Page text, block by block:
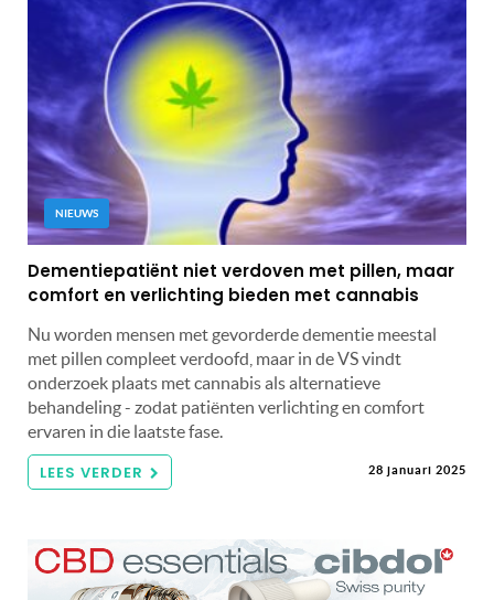
NIEUWS
Dementiepatiënt niet verdoven met pillen, maar
comfort en verlichting bieden met cannabis
Nu worden mensen met gevorderde dementie meestal
met pillen compleet verdoofd, maar in de VS vindt
onderzoek plaats met cannabis als alternatieve
behandeling - zodat patiënten verlichting en comfort
ervaren in die laatste fase.
LEES VERDER 28 januari 2025